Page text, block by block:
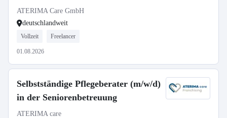
ATERIMA Care GmbH
deutschlandweit
Vollzeit Freelancer
01.08.2026
Selbstständige Pflegeberater (m/w/d)
in der Seniorenbetreuung
ATERIMA care